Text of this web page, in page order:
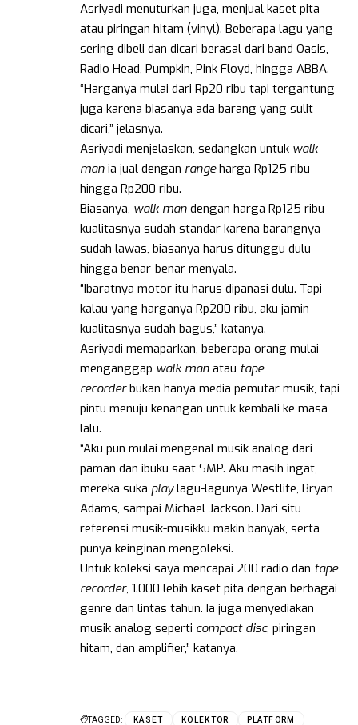
Asriyadi menuturkan juga, menjual kaset pita
atau piringan hitam (vinyl). Beberapa lagu yang
sering dibeli dan dicari berasal dari band Oasis,
Radio Head, Pumpkin, Pink Floyd, hingga ABBA.
“Harganya mulai dari Rp20 ribu tapi tergantung
juga karena biasanya ada barang yang sulit
dicari,” jelasnya.
Asriyadi menjelaskan, sedangkan untuk walk
man ia jual dengan rangeharga Rp125 ribu
hingga Rp200 ribu.
Biasanya, walk man dengan harga Rp125 ribu
kualitasnya sudah standar karena barangnya
sudah lawas, biasanya harus ditunggu dulu
hingga benar-benar menyala.
“Ibaratnya motor itu harus dipanasi dulu. Tapi
kalau yang harganya Rp200 ribu, aku jamin
kualitasnya sudah bagus,” katanya.
Asriyadi memaparkan, beberapa orang mulai
menganggap walk man atau tape
recorderbukan hanya media pemutar musik, tapi
pintu menuju kenangan untuk kembali ke masa
lalu.
“Aku pun mulai mengenal musik analog dari
paman dan ibuku saat SMP. Aku masih ingat,
mereka suka playlagu-lagunya Westlife, Bryan
Adams, sampai Michael Jackson. Dari situ
referensi musik-musikku makin banyak, serta
punya keinginan mengoleksi.
Untuk koleksi saya mencapai 200 radio dan tape
recorder, 1.000 lebih kaset pita dengan berbagai
genre dan lintas tahun. Ia juga menyediakan
musik analog seperti compact disc, piringan
hitam, dan amplifier,” katanya.
TAGGED: KASET KOLEKTOR PLATFORM